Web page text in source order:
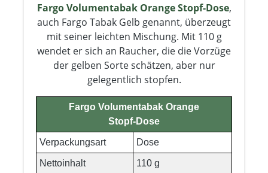
Fargo Volumentabak Orange Stopf-Dose,
auch Fargo Tabak Gelb genannt, überzeugt
mit seiner leichten Mischung. Mit 110 g
wendet er sich an Raucher, die die Vorzüge
der gelben Sorte schätzen, aber nur
gelegentlich stopfen.
Fargo Volumentabak Orange
Stopf-Dose
Verpackungsart Dose
Nettoinhalt 110 g